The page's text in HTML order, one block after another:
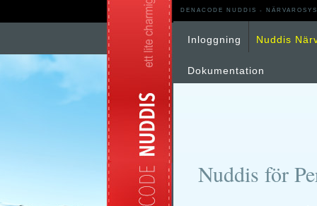
DENACODE NUDDIS -
Inloggning Nuddis
Dokumentation
Nuddis för